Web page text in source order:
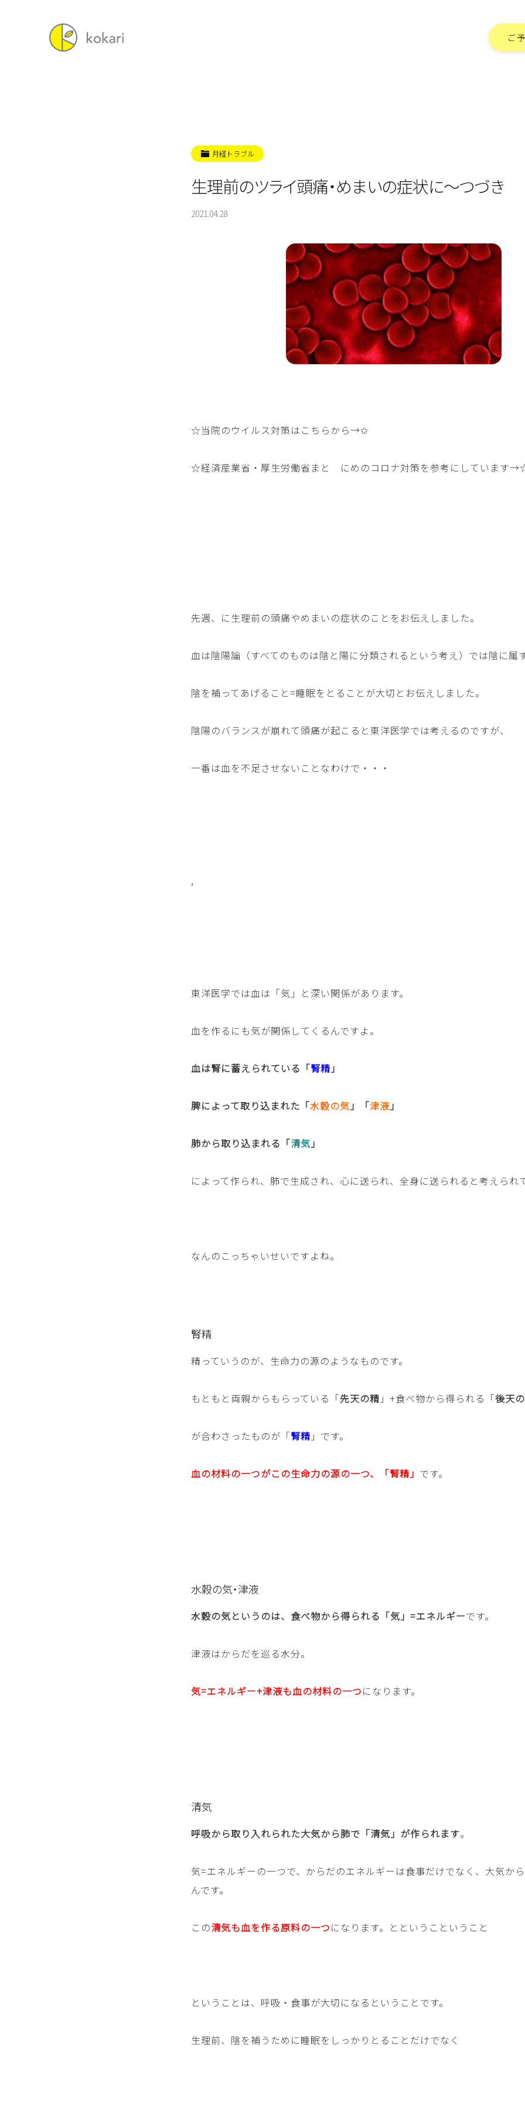
ご
月経トラブル
生理前のツライ頭痛・めまいの症状に～つづき
2021.04.28
☆当院のウイルス対策はこちらから→✩
☆経済産業省・厚生労働省まと にめのコロナ対策を参考にしています→
先週、に生理前の頭痛やめまいの症状のことをお伝えしました。
血は陰陽論（すべてのものは陰と陽に分類されるという考え）では陰に属
陰を補ってあげること=睡眠をとることが大切とお伝えしました。
陰陽のバランスが崩れて頭痛が起こると東洋医学では考えるのですが、
一番は血を不足させないことなわけで・・・
,
東洋医学では血は「気」と深い関係があります。
血を作るにも気が関係してくるんですよ。
血は腎に蓄えられている「腎精」
脾によって取り込まれた「水穀の気」「津液」
肺から取り込まれる「清気」
によって作られ、肺で生成され、心に送られ、全身に送られると考えられ
なんのこっちゃいせいですよね。
腎精
精っていうのが、生命力の源のようなものです。
もともと両親からもらっている「先天の精 」+食べ物から得られる「後天
が合わさったものが「腎精 」です。
血の材料の一つがこの生命力の源の一つ、「腎精」 です。
水穀の気・津液
水穀の気というのは、食べ物から得られる「気」=エネルギーです。
津液はからだを巡る水分。
気=エネルギー+津液も血の材料の一つになります。
清気
呼吸から取り入れられた大気から肺で「清気」が作られます。
気=エネルギーの一つで、からだのエネルギーは食事だけでなく、大気か
んです。
この清気も血を作る原料の一つになります。とというこということ
ということは、呼吸・食事が大切になるということです。
生理前、陰を補うために睡眠をしっかりとることだけでなく